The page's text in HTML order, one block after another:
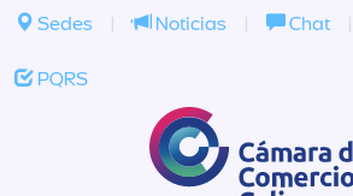
Sedes | Noticias | Chat |
PQRS